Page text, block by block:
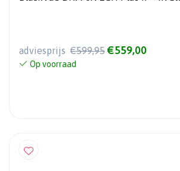
adviesprijs €599,95 €559,00
Op voorraad